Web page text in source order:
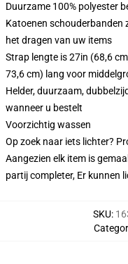
Duurzame 100% polyester
Katoenen schouderbanden
het dragen van uw items
Strap lengte is 27in (68,6
73,6 cm) lang voor
Helder, duurzaam,
wanneer u bestelt
Voorzichtig wassen
Op zoek naar iets lichter?
Aangezien elk item is
partij completer, Er kunnen
SKU: